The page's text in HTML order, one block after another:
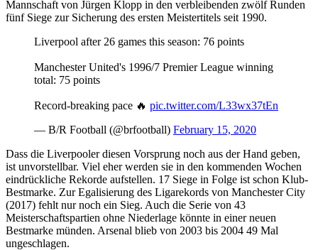
Mannschaft von Jürgen Klopp in den verbleibenden zwölf Runden
fünf Siege zur Sicherung des ersten Meistertitels seit 1990.
Liverpool after 26 games this season: 76 points
Manchester United's 1996/7 Premier League winning
total: 75 points
Record-breaking pace 🔥 pic.twitter.com/L33wx37tEn
— B/R Football (@brfootball) February 15, 2020
Dass die Liverpooler diesen Vorsprung noch aus der Hand geben,
ist unvorstellbar. Viel eher werden sie in den kommenden Wochen
eindrückliche Rekorde aufstellen. 17 Siege in Folge ist schon Klub-
Bestmarke. Zur Egalisierung des Ligarekords von Manchester City
(2017) fehlt nur noch ein Sieg. Auch die Serie von 43
Meisterschaftspartien ohne Niederlage könnte in einer neuen
Bestmarke münden. Arsenal blieb von 2003 bis 2004 49 Mal
ungeschlagen.